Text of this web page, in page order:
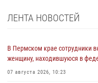
ЛЕНТА НОВОСТЕЙ
В Пермском крае сотрудники
женщину, находившуюся в
07 августа 2026, 10:23